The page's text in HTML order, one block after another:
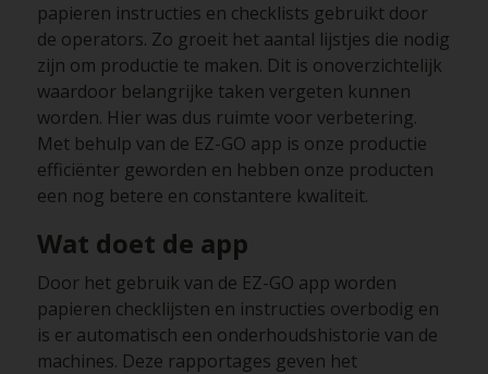
papieren instructies en checklists gebruikt door
de operators. Zo groeit het aantal lijstjes die nodig
zijn om productie te maken. Dit is onoverzichtelijk
waardoor belangrijke taken vergeten kunnen
worden. Hier was dus ruimte voor verbetering.
Met behulp van de EZ-GO app is onze productie
efficiënter geworden en hebben onze producten
een nog betere en constantere kwaliteit.
Wat doet de app
Door het gebruik van de EZ-GO app worden
papieren checklijsten en instructies overbodig en
is er automatisch een onderhoudshistorie van de
machines. Deze rapportages geven het